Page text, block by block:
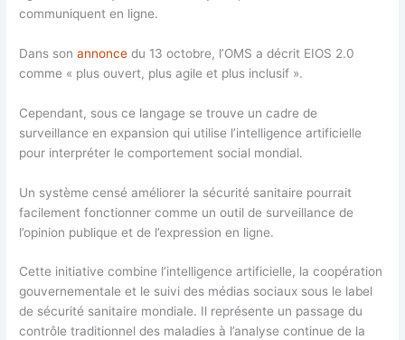
communiquent en ligne.
Dans sonannoncedu 13 octobre, l’OMS a décrit EIOS 2.0
comme « plus ouvert, plus agile et plus inclusif ».
Cependant, sous ce langage se trouve un cadre de
surveillance en expansion qui utilise l’intelligence artificielle
pour interpréter le comportement social mondial.
Un système censé améliorer la sécurité sanitaire pourrait
facilement fonctionner comme un outil de surveillance de
l’opinion publique et de l’expression en ligne.
Cette initiative combine l’intelligence artificielle, la coopération
gouvernementale et le suivi des médias sociaux sous le label
de sécurité sanitaire mondiale. Il représente un passage du
contrôle traditionnel des maladies à l’analyse continue de la